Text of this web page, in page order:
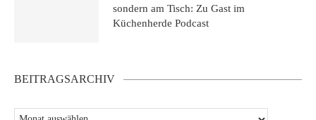
sondern am Tisch: Zu Gast im
Küchenherde Podcast
BEITRAGSARCHIV